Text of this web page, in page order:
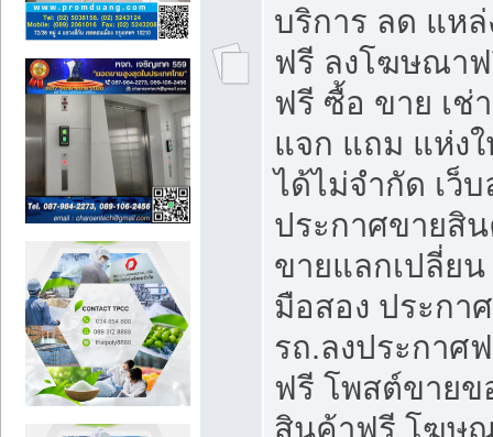
บริการ ลด แห
ฟรี ลงโฆษณา
ฟรี ซื้อ ขาย เช่
แจก แถม แห่ง
ได้ไม่จำกัด เว็
ประกาศขายสิ
ขายแลกเปลี่ย
มือสอง ประกา
รถ.ลงประกาศ
ฟรี โพสต์ขาย
สินค้าฟรี โฆษ